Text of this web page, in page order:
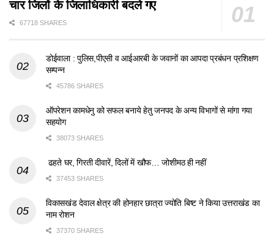
चार जिलों के जिलाधिकारी बदले गए
67718 SHARES
डोईवाला : पुलिस,पीएसी व आईआरबी के जवानों का आपदा प्रबंधन प्रशिक्षण
सम्पन्न
45786 SHARES
ऑपरेशन कामधेनु को सफल बनाये हेतु जनपद के अन्य विभागों से मांगा गया
सहयोग
38073 SHARES
ढहते घर, गिरती दीवारें, दिलों में खौफ… जोशीमठ ही नहीं
37453 SHARES
विकासखंड देवाल क्षेत्र की होनहार छात्रा ज्योति बिष्ट ने किया उत्तराखंड का
नाम रोशन
37370 SHARES